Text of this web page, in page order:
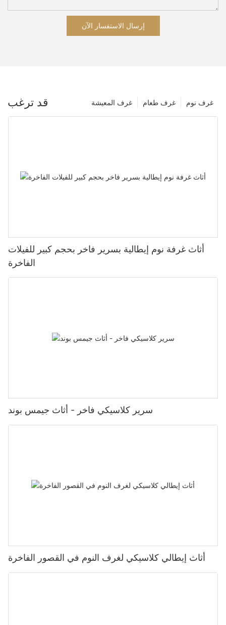
إرسال الاستفسار الآن
قد ترغب غرف نوم غرف طعام غرف المعيشة
أثاث غرفة نوم إيطالية بسرير فاخر بحجم كبير للفيلات
الفاخرة
سرير كلاسيكي فاخر - أثاث جيمس بوند
أثاث إيطالي كلاسيكي لغرف النوم في القصور الفاخرة